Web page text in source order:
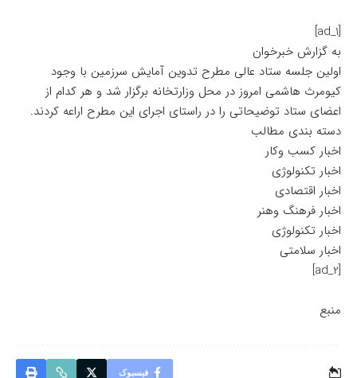
[ad_1]
به گزارش خبرخوان
اولین جلسه ستاد عالی مطرح تدوین آمایش سرزمین با وجود
کیومرث هاشمی امروز در محل وزارتخانه برگزار شد و هر کدام از
اعضای ستاد توضیحاتی را در راستای اجرای این مطرح اراعه کردند.
دسته بندی مطالب
اخبار کسب وکار
اخبار تکنولوژی
اخبار اقتصادی
اخبار فرهنگ وهنر
اخبار تکنولوژی
اخبار سلامتی
[ad_2]
منبع
فیسبوک